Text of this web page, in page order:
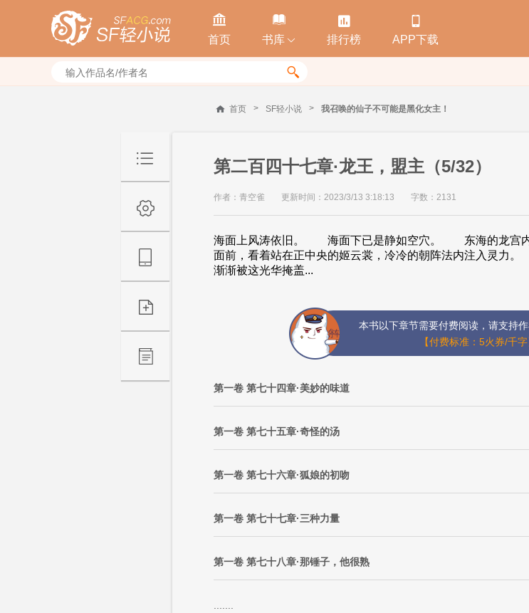

首页

书库 

排行榜

APP下载

首页 > SF轻小说 > 我召唤的仙子不可能是黑化女主！
第二百四十七章·龙王，盟主（5/32）
作者：青空雀 更新时间：2023/3/13 3:18:13 字数：2131
海面上风涛依旧。 海面下已是静如空穴。 东海的龙宫
面前，看着站在正中央的姬云裳，冷冷的朝阵法内注入灵
渐渐被这光华掩盖...
本书以下章节需要付费阅读，请支持作
【付费标准：5火券/千字
第一卷 第七十四章·美妙的味道
第一卷 第七十五章·奇怪的汤
第一卷 第七十六章·狐娘的初吻
第一卷 第七十七章·三种力量
第一卷 第七十八章·那锤子，他很熟